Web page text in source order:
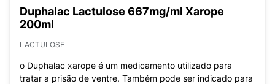
Duphalac Lactulose 667mg/ml Xarope
200ml
LACTULOSE
o Duphalac xarope é um medicamento utilizado para
tratar a prisão de ventre. Também pode ser indicado para